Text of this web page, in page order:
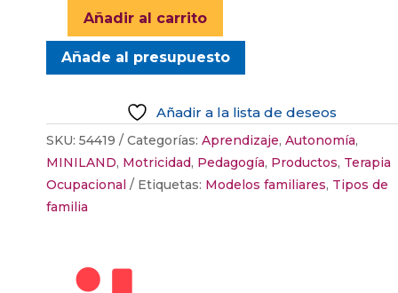
JUEGO
DE
EDUCACIÓN
FAMILY
DIVERSITY
BLOCKS
cantidad
Añadir al carrito
Añade al presupuesto
Añadir a la lista de deseos
SKU: 54419 Categorías: Aprendizaje, Autonomía,
MINILAND, Motricidad, Pedagogía, Productos, Terapia
Ocupacional
Etiquetas: Modelos familiares, Tipos de
familia